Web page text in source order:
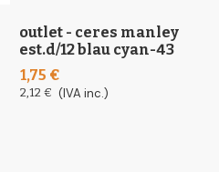
outlet - ceres manley
est.d/12 blau cyan-43
1,75 €
2,12 € (IVA inc.)